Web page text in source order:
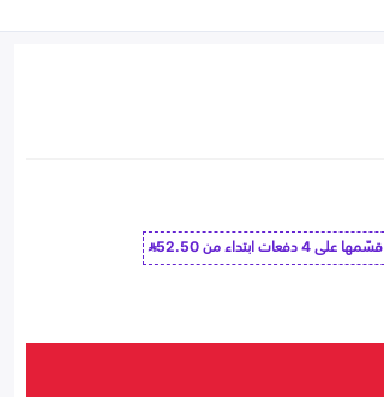
قسّمها على 4 دفعات ابتداء من
52.50